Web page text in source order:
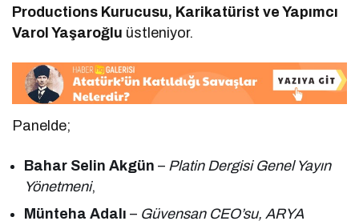
Productions Kurucusu, Karikatürist ve Yapımcı
Varol Yaşaroğlu üstleniyor.
Panelde;
Bahar Selin Akgün– Platin Dergisi Genel Yayın
Yönetmeni,
Münteha Adalı– Güvensan CEO’su, ARYA